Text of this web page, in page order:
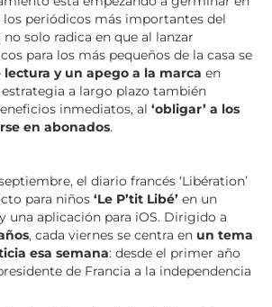
los periódicos más importantes del
solo radica en que al lanzar
para los más pequeños de la casa se
y un apego a la marca en
estrategia a largo plazo también
inmediatos, al ‘obligar’ a los
en abonados.
el diario francés ‘Libération’
para niños ‘Le P’tit Libé’ en un
y una aplicación para iOS. Dirigido a
, cada viernes se centra en un tema
esa semana: desde el primer año
de Francia a la independencia